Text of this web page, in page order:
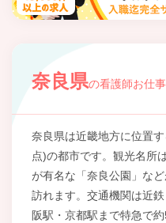
奈良県の看護師お仕
奈良県は近畿地方に位置
点)の都市です。観光名所
が有名な「奈良公園」な
訪れます。交通機関は近
阪駅・京都駅まで特急で